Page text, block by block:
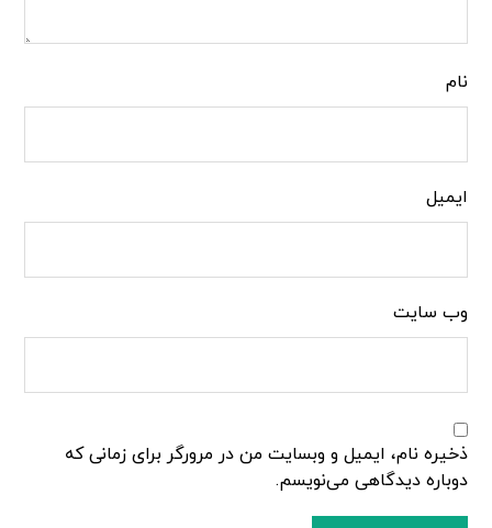
نام
ایمیل
وب‌ سایت
ذخیره نام، ایمیل و وبسایت من در مرورگر برای زمانی که
دوباره دیدگاهی می‌نویسم.